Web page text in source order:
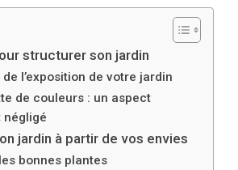
structurer son jardin
l’exposition de votre jardin
de couleurs : un aspect
négligé
jardin à partir de vos envies
bonnes plantes